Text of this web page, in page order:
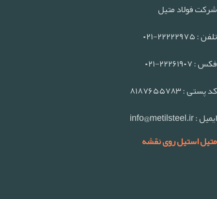
شرکت فولاد متیل
تلفن : ۲۲۲۲۲۹۷۵-۰۲۱
فکس : ۲۲۲۶۱۹۰۷-۰۲۱
کد پستی : ۸۱۸۷۶۵۵۷۸۳
ایمیل : info@metilsteel.ir
متیل استیل روی نقشه